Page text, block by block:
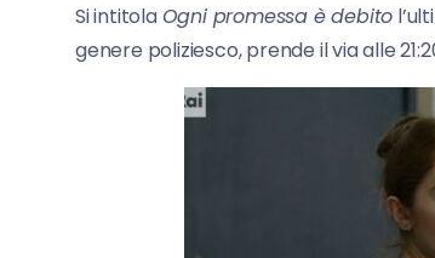
Si intitolaOgni promessa è debito
genere poliziesco, prende il via alle